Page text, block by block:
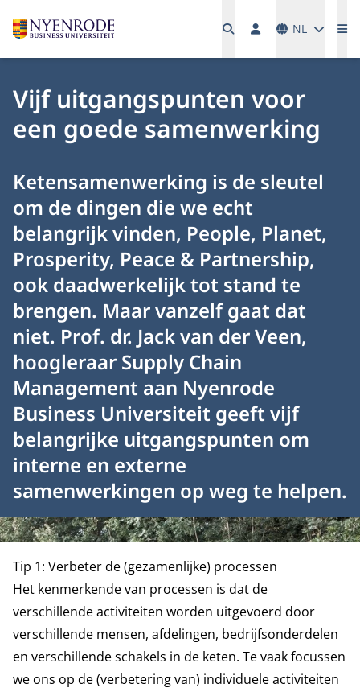
NL
Vijf uitgangspunten voor
een goede samenwerking
Ketensamenwerking is de sleutel
om de dingen die we echt
belangrijk vinden, People, Planet,
Prosperity, Peace & Partnership,
ook daadwerkelijk tot stand te
brengen. Maar vanzelf gaat dat
niet. Prof. dr. Jack van der Veen,
hoogleraar Supply Chain
Management aan Nyenrode
Business Universiteit geeft vijf
belangrijke uitgangspunten om
interne en externe
samenwerkingen op weg te helpen.
Tip 1: Verbeter de (gezamenlijke) processen
Het kenmerkende van processen is dat de
verschillende activiteiten worden uitgevoerd door
verschillende mensen, afdelingen, bedrijfsonderdelen
en verschillende schakels in de keten. Te vaak focussen
we ons op de (verbetering van) individuele activiteiten